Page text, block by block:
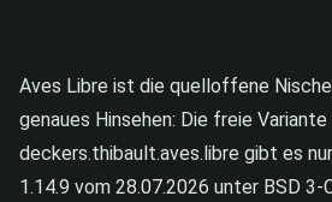
Aves Libre ist die quelloffene
genaues Hinsehen: Die freie
deckers.thibault.aves.libre gibt es
1.14.9 vom 28.07.2026 unter BSD 3-